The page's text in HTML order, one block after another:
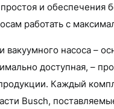
и обеспечения
работать с
вакуумного насоса –
доступная, –
Каждый
Busch,